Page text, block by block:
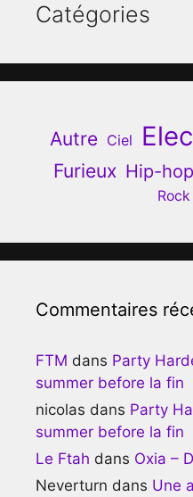
Catégories
Autre Ciel
Furieux Hip-hop
Rock
Commentaires
FTM dans Party
summer before la fin
nicolas dans Party
summer before la fin
Le Ftah dans Oxia –
Neverturn dans Une